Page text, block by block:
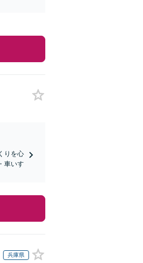
りを心
車いす
兵庫県